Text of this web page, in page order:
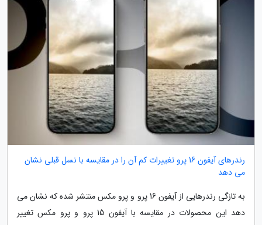
رندرهای آیفون 16 پرو تغییرات کم آن را در مقایسه با نسل قبلی نشان
می دهد
به تازگی رندرهایی از آیفون 16 پرو و پرو مکس منتشر شده که نشان می
دهد این محصولات در مقایسه با آیفون 15 پرو و پرو مکس تغییر